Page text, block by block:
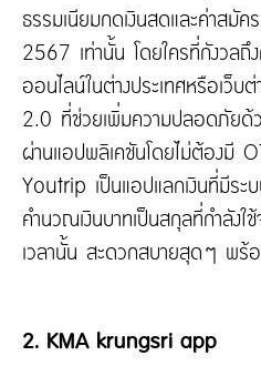
ธรรมเนียมกดเงินสดและค่าสมั
2567 เท่านั้น โดยใครที่กังวลถึ
ออนไลน์ในต่างประเทศหรือเว็บ
2.0 ที่ช่วยเพิ่มความปลอดภัยด้
ผ่านแอปพลิเคชันโดยไม่ต้องมี
Youtrip เป็นแอปแลกเงินที่มีร
คำนวณเงินบาทเป็นสกุลที่กำลัง
เวลานั้น สะดวกสบายสุดๆ พร้
2. KMA krungsri app